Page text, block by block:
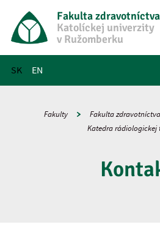
Fakulta zdravotníctva
Katolíckej univerzity
v Ružomberku
SK EN
Hlavné menu
Fakulty Fakulta zdravotníctva
Katedra rádiologickej